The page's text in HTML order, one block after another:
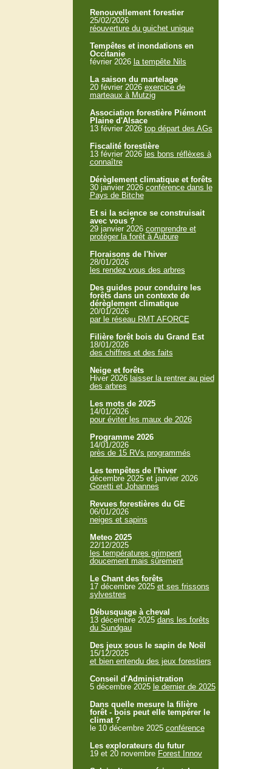
Renouvellement forestier
25/02/2026
réouverture du guichet unique
Tempêtes et inondations en
Occitanie
février 2026 la tempête Nils
La saison du martelage
20 février 2026 exercice de
marteaux à Mutzig
Association forestière Piémont
Plaine d'Alsace
13 février 2026 top départ des AGs
Fiscalité forestière
13 février 2026 les bons réflèxes à
connaître
Dérèglement climatique et forêts
30 janvier 2026 conférence dans le
Pays de Bitche
Et si la science se construisait
avec vous ?
29 janvier 2026 comprendre et
protéger la forêt à Aubure
Floraisons de l'hiver
28/01/2026
les rendez vous des arbres
Des guides pour conduire les
forêts dans un contexte de
dérèglement climatique
20/01/2026
par le réseau RMT AFORCE
Filière forêt bois du Grand Est
18/01/2026
des chiffres et des faits
Neige et forêts
Hiver 2026 laisser la rentrer au pied
des arbres
Les mots de 2025
14/01/2026
pour éviter les maux de 2026
Programme 2026
14/01/2026
près de 15 RVs programmés
Les tempêtes de l'hiver
décembre 2025 et janvier 2026
Goretti et Johannes
Revues forestières du GE
06/01/2026
neiges et sapins
Meteo 2025
22/12/2025
les températures grimpent
doucement mais sûrement
Le Chant des forêts
17 décembre 2025 et ses frissons
sylvestres
Débusquage à cheval
13 décembre 2025 dans les forêts
du Sundgau
Des jeux sous le sapin de Noël
15/12/2025
et bien entendu des jeux forestiers
Conseil d'Administration
5 décembre 2025 le dernier de 2025
Dans quelle mesure la filière
forêt - bois peut elle tempérer le
climat ?
le 10 décembre 2025 conférence
Les explorateurs du futur
19 et 20 novembre Forest Innov